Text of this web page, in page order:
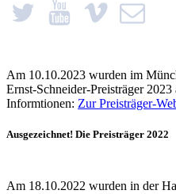
Am 10.10.2023 wurden im
Ernst-Schneider-Preisträger 2023
Informtionen: Zur Preisträger-
Ausgezeichnet! Die Preisträger 2022
Am 18.10.2022 wurden in der